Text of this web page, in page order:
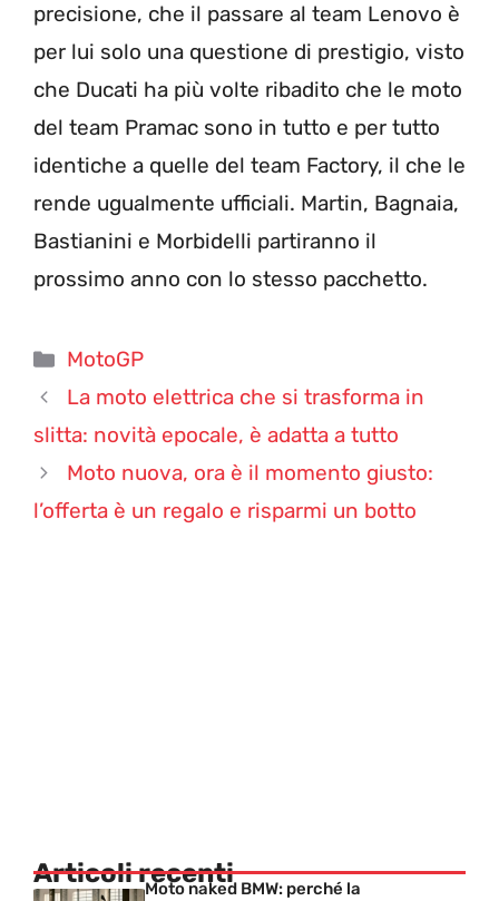
precisione, che il passare al team Lenovo è
per lui solo una questione di prestigio, visto
che Ducati ha più volte ribadito che le moto
del team Pramac sono in tutto e per tutto
identiche a quelle del team Factory, il che le
rende ugualmente ufficiali. Martin, Bagnaia,
Bastianini e Morbidelli partiranno il
prossimo anno con lo stesso pacchetto.
Categorie
MotoGP
La moto elettrica che si trasforma in
slitta: novità epocale, è adatta a tutto
Moto nuova, ora è il momento giusto:
l’offerta è un regalo e risparmi un botto
Articoli recentiMoto naked BMW: perché la